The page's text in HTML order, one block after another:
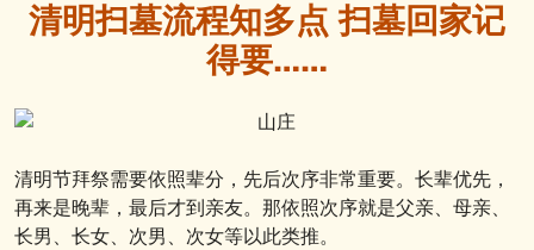
清明扫墓流程知多点 扫墓回家记
得要……
清明节拜祭需要依照辈分，先后次序非常重要。长辈优先，
再来是晚辈，最后才到亲友。那依照次序就是父亲、母亲、
长男、长女、次男、次女等以此类推。